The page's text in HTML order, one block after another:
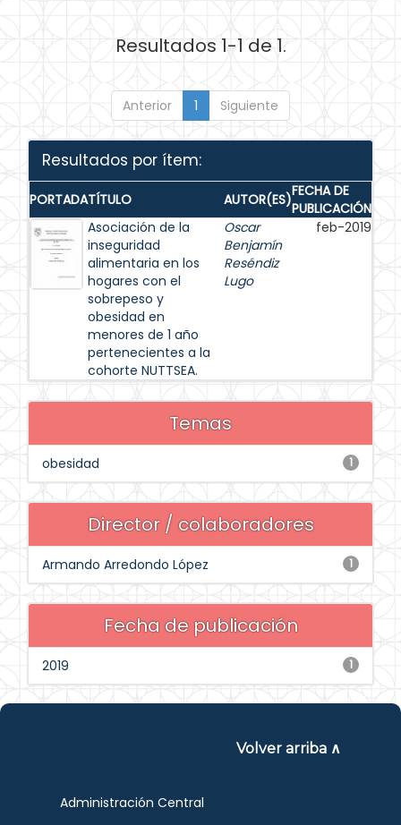
Resultados 1-1 de 1.
Anterior 1 Siguiente
Resultados por ítem:
PORTADATÍTULO AUTOR(ES)FECHA DE
PUBLICACIÓN
Asociación de la
inseguridad
alimentaria en los
hogares con el
sobrepeso y
obesidad en
menores de 1 año
pertenecientes a la
cohorte NUTTSEA.
Oscar
Benjamín
Reséndiz
Lugo
feb-2019
Temas
1
obesidad
Director / colaboradores
1
Armando Arredondo López
Fecha de publicación
1
2019
Volver arriba ∧
Administración Central